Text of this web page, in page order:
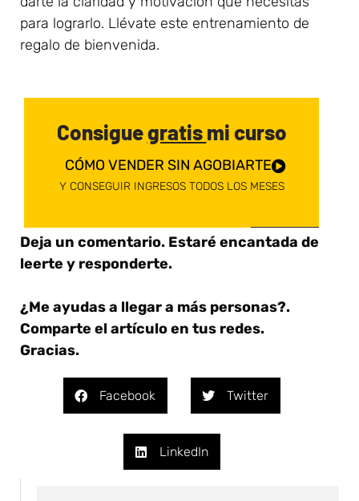
para lograrlo. Llévate este entrenamiento de
regalo de bienvenida.
Consiguegratismi curso
CÓMO VENDER SIN AGOBIARTE
Y CONSEGUIR INGRESOS TODOS LOS MESES
Deja un comentario. Estaré encantada de
leerte y responderte.
¿Me ayudas a llegar a más personas?.
Comparte el artículo en tus redes.
Gracias.
Facebook Twitter
LinkedIn